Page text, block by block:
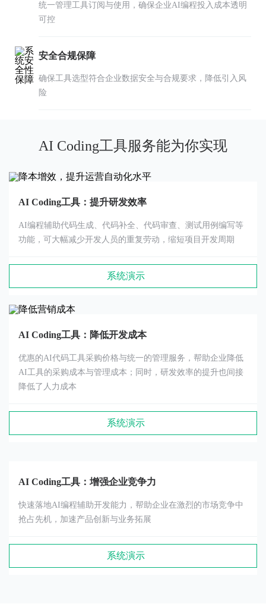
统一管理工具订阅与使用，确保企业AI编程投入成本透明
可控
安全合规保障
确保工具选型符合企业数据安全与合规要求，降低引入风
险
AI Coding工具服务能为你实现
AI Coding工具：提升研发效率
AI编程辅助代码生成、代码补全、代码审查、测试用例编写等
功能，可大幅减少开发人员的重复劳动，缩短项目开发周期
系统演示
AI Coding工具：降低开发成本
优惠的AI代码工具采购价格与统一的管理服务，帮助企业降低
AI工具的采购成本与管理成本；同时，研发效率的提升也间接
降低了人力成本
系统演示
AI Coding工具：增强企业竞争力
快速落地AI编程辅助开发能力，帮助企业在激烈的市场竞争中
抢占先机，加速产品创新与业务拓展
系统演示